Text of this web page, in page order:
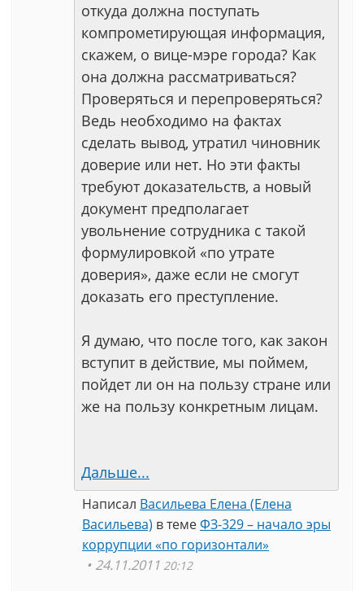
откуда должна поступать
компрометирующая информация,
скажем, о вице-мэре города? Как
она должна рассматриваться?
Проверяться и перепроверяться?
Ведь необходимо на фактах
сделать вывод, утратил чиновник
доверие или нет. Но эти факты
требуют доказательств, а новый
документ предполагает
увольнение сотрудника с такой
формулировкой «по утрате
доверия», даже если не смогут
доказать его преступление.
Я думаю, что после того, как закон
вступит в действие, мы поймем,
пойдет ли он на пользу стране или
же на пользу конкретным лицам.
Дальше...
Написал Васильева Елена (Елена
Васильева) в темеФЗ-329 – начало эры
коррупции «по горизонтали»
24.11.2011 20:12